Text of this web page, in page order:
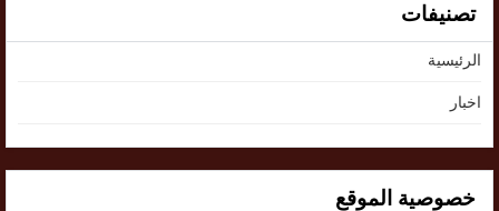
تصنيفات
الرئيسية
اخبار
خصوصية الموقع